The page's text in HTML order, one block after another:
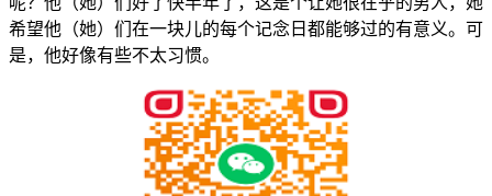
希望他（她）们在一块儿的每个记念日都能够过的有意义。可
是，他好像有些不太习惯。